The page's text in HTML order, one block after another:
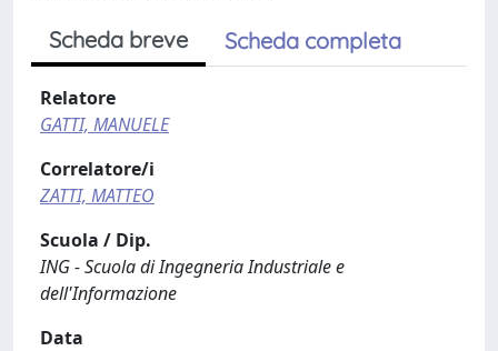
Scheda breve Scheda completa
Relatore
GATTI, MANUELE
Correlatore/i
ZATTI, MATTEO
Scuola / Dip.
ING - Scuola di Ingegneria Industriale e
dell'Informazione
Data